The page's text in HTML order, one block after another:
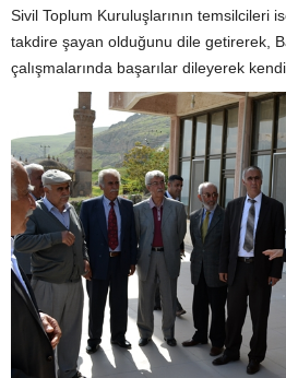
Sivil Toplum Kuruluşlarının temsilcileri
takdire şayan olduğunu dile getirerek,
çalışmalarında başarılar dileyerek